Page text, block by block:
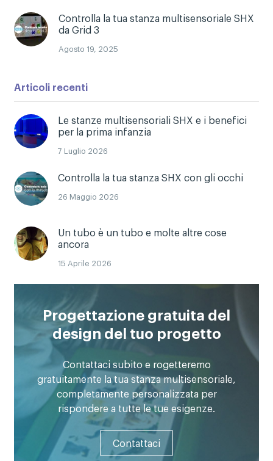
Controlla la tua stanza multisensoriale SHX
da Grid 3
Agosto 19, 2025
Articoli recenti
Le stanze multisensoriali SHX e i benefici
per la prima infanzia
7 Luglio 2026
Controlla la tua stanza SHX con gli occhi
26 Maggio 2026
Un tubo è un tubo e molte altre cose
ancora
15 Aprile 2026
Progettazione gratuita del
design del tuo progetto
Contattaci subito e rogetteremo
gratuitamente la tua stanza multisensoriale,
completamente personalizzata per
rispondere a tutte le tue esigenze.
Contattaci